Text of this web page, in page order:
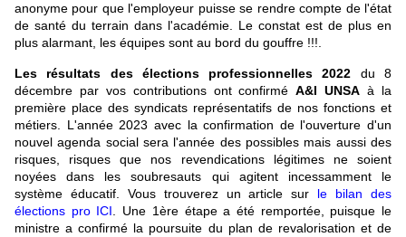
anonyme pour que l'employeur puisse se rendre compte de l'état
de santé du terrain dans l'académie. Le constat est de plus en
plus alarmant, les équipes sont au bord du gouffre !!!.
Les résultats des élections professionnelles 2022 du 8
décembre par vos contributions ont confirméA&I UNSAà la
première place des syndicats représentatifs de nos fonctions et
métiers. L'année 2023 avec la confirmation de l'ouverture d'un
nouvel agenda social sera l'année des possibles mais aussi des
risques, risques que nos revendications légitimes ne soient
noyées dans les soubresauts qui agitent incessamment le
système éducatif. Vous trouverez un article sur le bilan des
élections pro ICI . Une 1ère étape a été remportée, puisque le
ministre a confirmé la poursuite du plan de revalorisation et de